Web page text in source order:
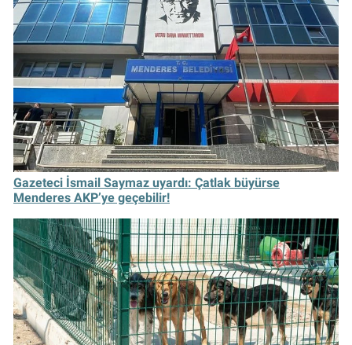
Gazeteci İsmail Saymaz uyardı: Çatlak büyürse
Menderes AKP’ye geçebilir!